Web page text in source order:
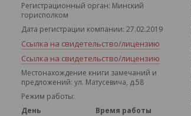
Регистрационный орган: Минский
горисполком
Дата регистрации компании: 27.02.2019
Ссылка на свидетельство/лицензию
Ссылка на свидетельство/лицензию
Местонахождение книги замечаний и
предложений: ул. Матусевича, д.58
Режим работы:
День
Время работы